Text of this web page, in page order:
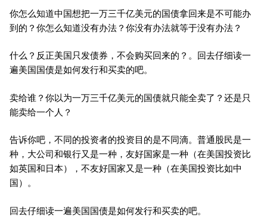
你怎么知道中国想把一万三千亿美元的国债拿回来是不可能办
到的？你怎么知道没有办法？你没有办法就等于没有办法？
什么？反正美国只发债券，不会购买回来的？。回去仔细读一
遍美国国债是如何发行和买卖的吧。
卖给谁？你以为一万三千亿美元的国债就只能全卖了？还是只
能卖给一个人？
告诉你吧，不同的投资者的投资目的是不同滴。普通股民是一
种，大公司和银行又是一种，友好国家是一种（在美国投资比
如英国和日本），不友好国家又是一种（在美国投资比如中
国）。
回去仔细读一遍美国国债是如何发行和买卖的吧。